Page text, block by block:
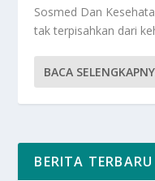
Sosmed Dan
tak terpisahkan dari
BACA
BERITA TERBARU